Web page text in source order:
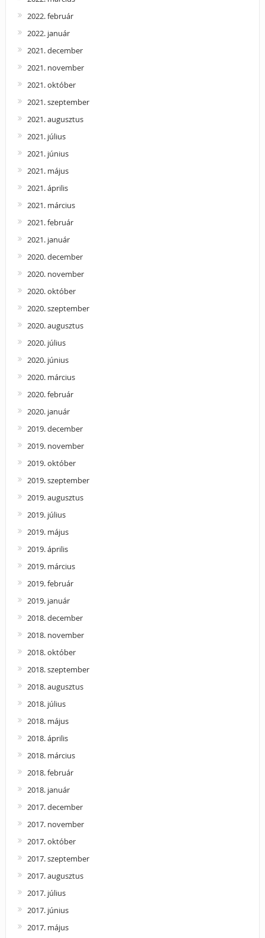
2022. február
2022. január
2021. december
2021. november
2021. október
2021. szeptember
2021. augusztus
2021. július
2021. június
2021. május
2021. április
2021. március
2021. február
2021. január
2020. december
2020. november
2020. október
2020. szeptember
2020. augusztus
2020. július
2020. június
2020. március
2020. február
2020. január
2019. december
2019. november
2019. október
2019. szeptember
2019. augusztus
2019. július
2019. május
2019. április
2019. március
2019. február
2019. január
2018. december
2018. november
2018. október
2018. szeptember
2018. augusztus
2018. július
2018. május
2018. április
2018. március
2018. február
2018. január
2017. december
2017. november
2017. október
2017. szeptember
2017. augusztus
2017. július
2017. június
2017. május